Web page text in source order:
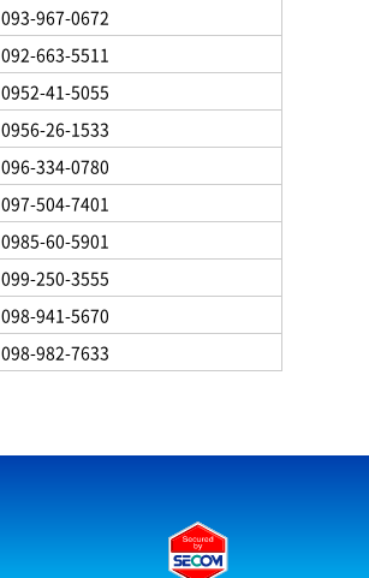
093-967-0672
092-663-5511
0952-41-5055
0956-26-1533
096-334-0780
097-504-7401
0985-60-5901
099-250-3555
098-941-5670
098-982-7633